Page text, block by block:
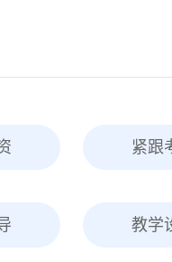
紧跟
教学